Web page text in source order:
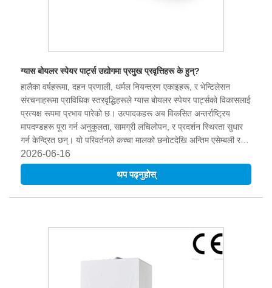
ग्यास बोयलर स्पेयर पार्ट्स उद्योगमा प्रमुख प्रवृत्तिहरू के हुन्?
हालैका वर्षहरूमा, दहन प्रणाली, थर्मल नियन्त्रण एकाइहरू, र भेन्टिलेसन
संरचनाहरूमा प्राविधिक स्तरवृद्धिहरूले ग्यास बोयलर स्पेयर पार्ट्सको विकासलाई
प्रत्यक्ष रूपमा प्रभाव पारेको छ। उत्पादकहरू अब विकसित अन्तर्राष्ट्रिय
मापदण्डहरू पूरा गर्न अनुकूलता, सामग्री लचिलोपन, र प्रदर्शन स्थिरता सुधार
गर्न केन्द्रित छन्। यो परिवर्तनले कच्चा मालको छनोटदेखि अन्तिम एसेम्बली र
परीक्षणसम्म उत्पादनको हरेक चरणमा नवीनतालाई प्रोत्साहित गरेको छ।
2026-06-16
थप पढ्नुहोस्